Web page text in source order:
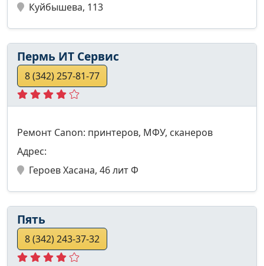
Куйбышева, 113
Пермь ИТ Сервис
8 (342) 257-81-77
Ремонт Canon: принтеров, МФУ, сканеров
Адрес:
Героев Хасана, 46 лит Ф
Пять
8 (342) 243-37-32